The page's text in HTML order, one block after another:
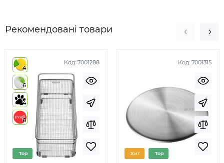
Рекомендовані товари
Код: 7001288
4
6
4
6
Top
Код: 7001315
Хит Top